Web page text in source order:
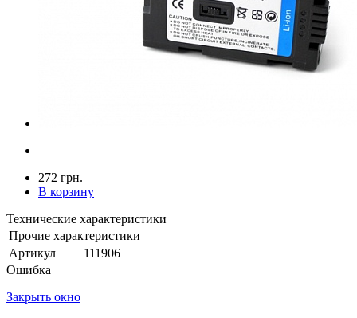
272 грн.
В корзину
Технические характеристики
Прочие характеристики
Артикул
111906
Ошибка
Закрыть окно